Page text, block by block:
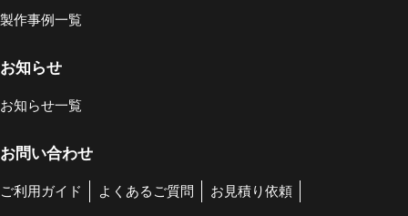
製作事例一覧
お知らせ
お知らせ一覧
お問い合わせ
ご利用ガイド よくあるご質問 お見積り依頼